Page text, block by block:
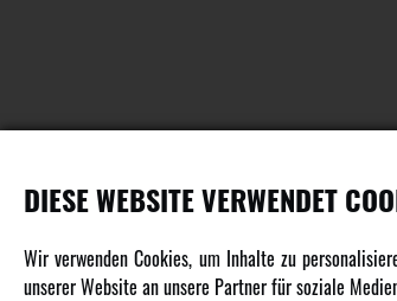
DIESE WEBSITE VERWENDET
Wir verwenden Cookies, um Inhalte zu
unserer Website an unsere Partner für soziale